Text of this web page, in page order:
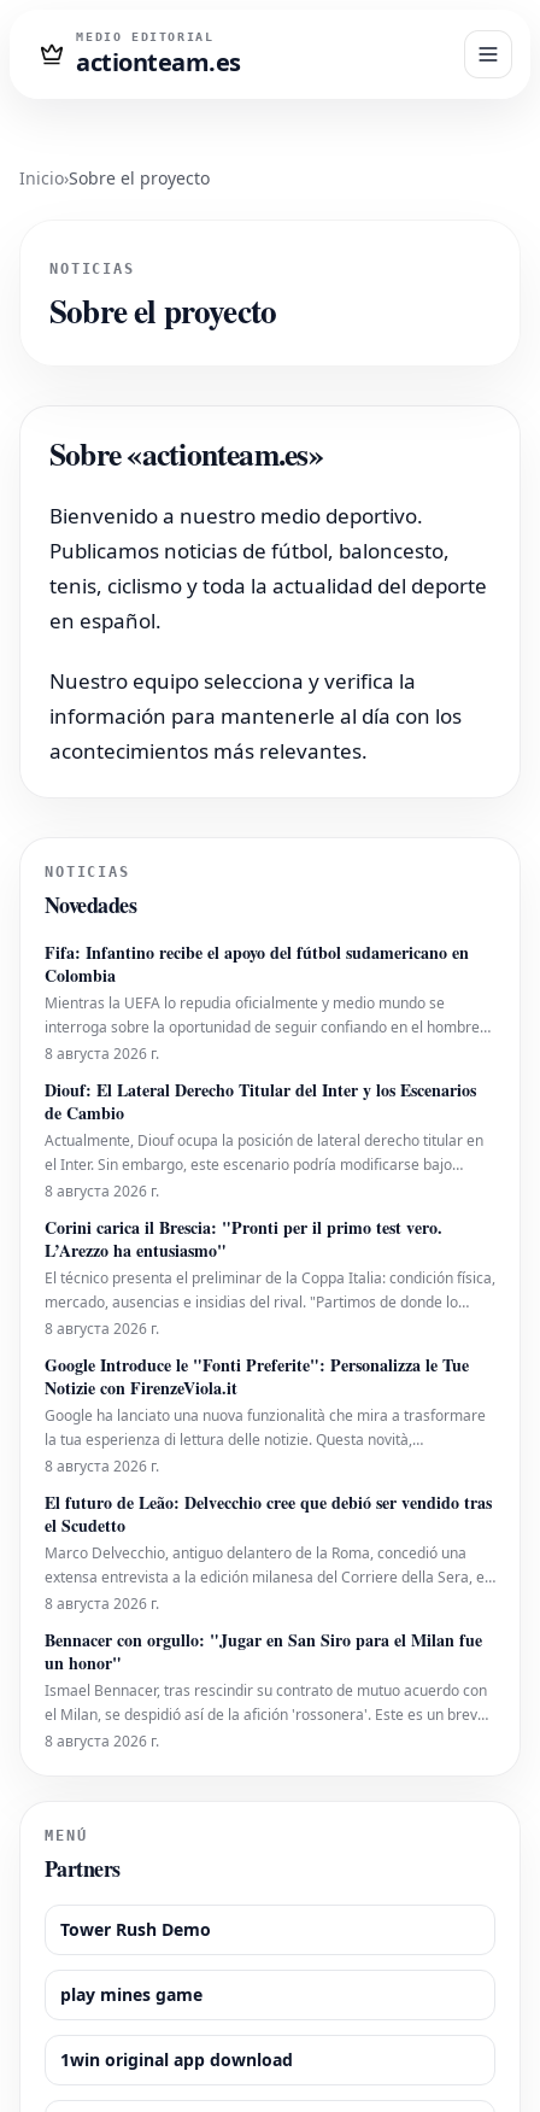
MEDIO EDITORIAL
actionteam.es
Inicio›Sobre el proyecto
NOTICIAS
Sobre el proyecto
Sobre «actionteam.es»
Bienvenido a nuestro medio deportivo.
Publicamos noticias de fútbol, baloncesto,
tenis, ciclismo y toda la actualidad del deporte
en español.
Nuestro equipo selecciona y verifica la
información para mantenerle al día con los
acontecimientos más relevantes.
NOTICIAS
Novedades
Fifa: Infantino recibe el apoyo del fútbol sudamericano en
Colombia
Mientras la UEFA lo repudia oficialmente y medio mundo se
interroga sobre la oportunidad de seguir confiando en el hombre
que busca privatizar los Mundiales de fútbol, Gianni Infantino,
fútbol sudamericano, enviando un me
8 августа 2026 г.
Diouf: El Lateral Derecho Titular del Inter y los Escenarios
de Cambio
Actualmente, Diouf ocupa la posición de lateral derecho titular en
el Inter. Sin embargo, este escenario podría modificarse bajo
ciertas circunstancias. En espera de la llegada de un nuevo
alineación de la banda derecha con
8 августа 2026 г.
Corini carica il Brescia: "Pronti per il primo test vero.
L’Arezzo ha entusiasmo"
El técnico presenta el preliminar de la Coppa Italia: condición física,
mercado, ausencias e insidias del rival. "Partimos de donde lo
dejamos". En la víspera del primer compromiso oficial de la
8 августа 2026 г.
Google Introduce le "Fonti Preferite": Personalizza le Tue
Notizie con FirenzeViola.it
Google ha lanciato una nuova funzionalità che mira a trasformare
la tua esperienza di lettura delle notizie. Questa novità,
denominata "Fonti preferite", ti consente di selezionare
frequenza nei tuoi risultati di ricerca. Si
8 августа 2026 г.
El futuro de Leão: Delvecchio cree que debió ser vendido tras
el Scudetto
Marco Delvecchio, antiguo delantero de la Roma, concedió una
extensa entrevista a la edición milanesa del Corriere della Sera, en
la que se refirió a Rafael Leão. Aquí hay un breve extracto de sus
8 августа 2026 г.
Bennacer con orgullo: "Jugar en San Siro para el Milan fue
un honor"
Ismael Bennacer, tras rescindir su contrato de mutuo acuerdo con
el Milan, se despidió así de la afición 'rossonera'. Este es un breve
extracto del extenso y emotivo mensaje que el argelino publicó en
8 августа 2026 г.
MENÚ
Partners
Tower Rush Demo
play mines game
1win original app download